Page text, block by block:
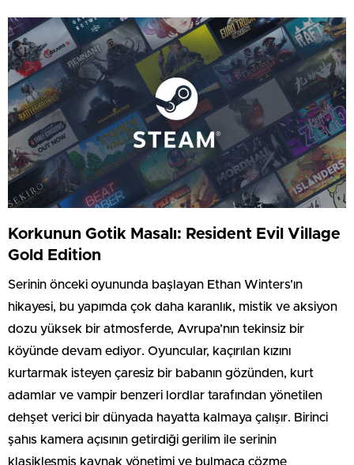
Korkunun Gotik Masalı: Resident Evil Village
Gold Edition
Serinin önceki oyununda başlayan Ethan Winters’ın
hikayesi, bu yapımda çok daha karanlık, mistik ve aksiyon
dozu yüksek bir atmosferde, Avrupa’nın tekinsiz bir
köyünde devam ediyor. Oyuncular, kaçırılan kızını
kurtarmak isteyen çaresiz bir babanın gözünden, kurt
adamlar ve vampir benzeri lordlar tarafından yönetilen
dehşet verici bir dünyada hayatta kalmaya çalışır. Birinci
şahıs kamera açısının getirdiği gerilim ile serinin
klasikleşmiş kaynak yönetimi ve bulmaca çözme